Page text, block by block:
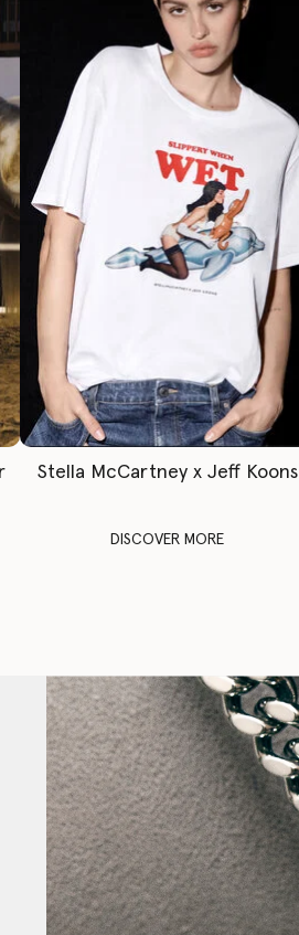
Stella McCartney x Jeff Koons
DISCOVER MORE